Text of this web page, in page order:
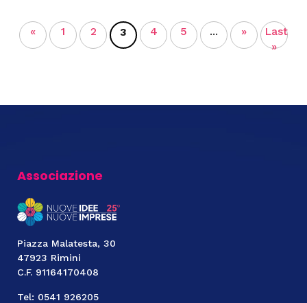
« 1 2 3 4 5 ... »
Last
»
Associazione
Piazza Malatesta, 30
47923 Rimini
C.F. 91164170408
Tel: 0541 926205